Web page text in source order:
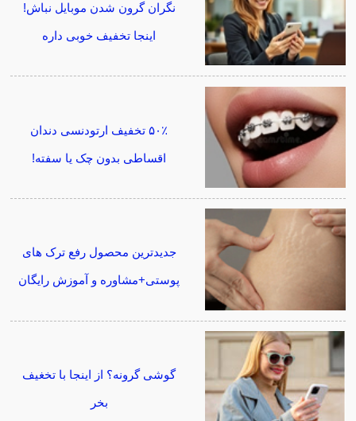
نگران گرون شدن موبایل نباش!
اینجا تخفیف خوبی داره
۵۰٪ تخفیف ارتودنسی دندان
اقساطی بدون چک یا سفته!
جدیدترین محصول رفع ترک های
پوستی+مشاوره و آموزش رایگان
گوشی گرونه؟ از اینجا با تخغیف
بخر